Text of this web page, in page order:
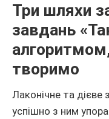
Три шляхи
завдань
творимо
Лаконічне та
успішно з ним